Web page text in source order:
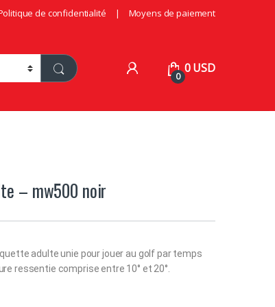
de confidentialité Moyens de paiement
0
0USD
– mw500 noir
adulte unie pour jouer au golf par temps
ressentie comprise entre 10° et 20°.